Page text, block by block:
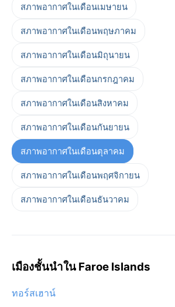
สภาพอากาศในเดือนเมษายน
สภาพอากาศในเดือนพฤษภาคม
สภาพอากาศในเดือนมิถุนายน
สภาพอากาศในเดือนกรกฎาคม
สภาพอากาศในเดือนสิงหาคม
สภาพอากาศในเดือนกันยายน
สภาพอากาศในเดือนตุลาคม
สภาพอากาศในเดือนพฤศจิกายน
สภาพอากาศในเดือนธันวาคม
เมืองชั้นนำใน Faroe Islands
ทอร์สเฮาน์